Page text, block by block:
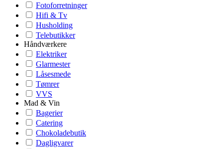
Fotoforretninger
Hifi & Tv
Husholding
Telebutikker
Håndværkere
Elektriker
Glarmester
Låsesmede
Tømrer
VVS
Mad & Vin
Bagerier
Catering
Chokoladebutik
Dagligvarer